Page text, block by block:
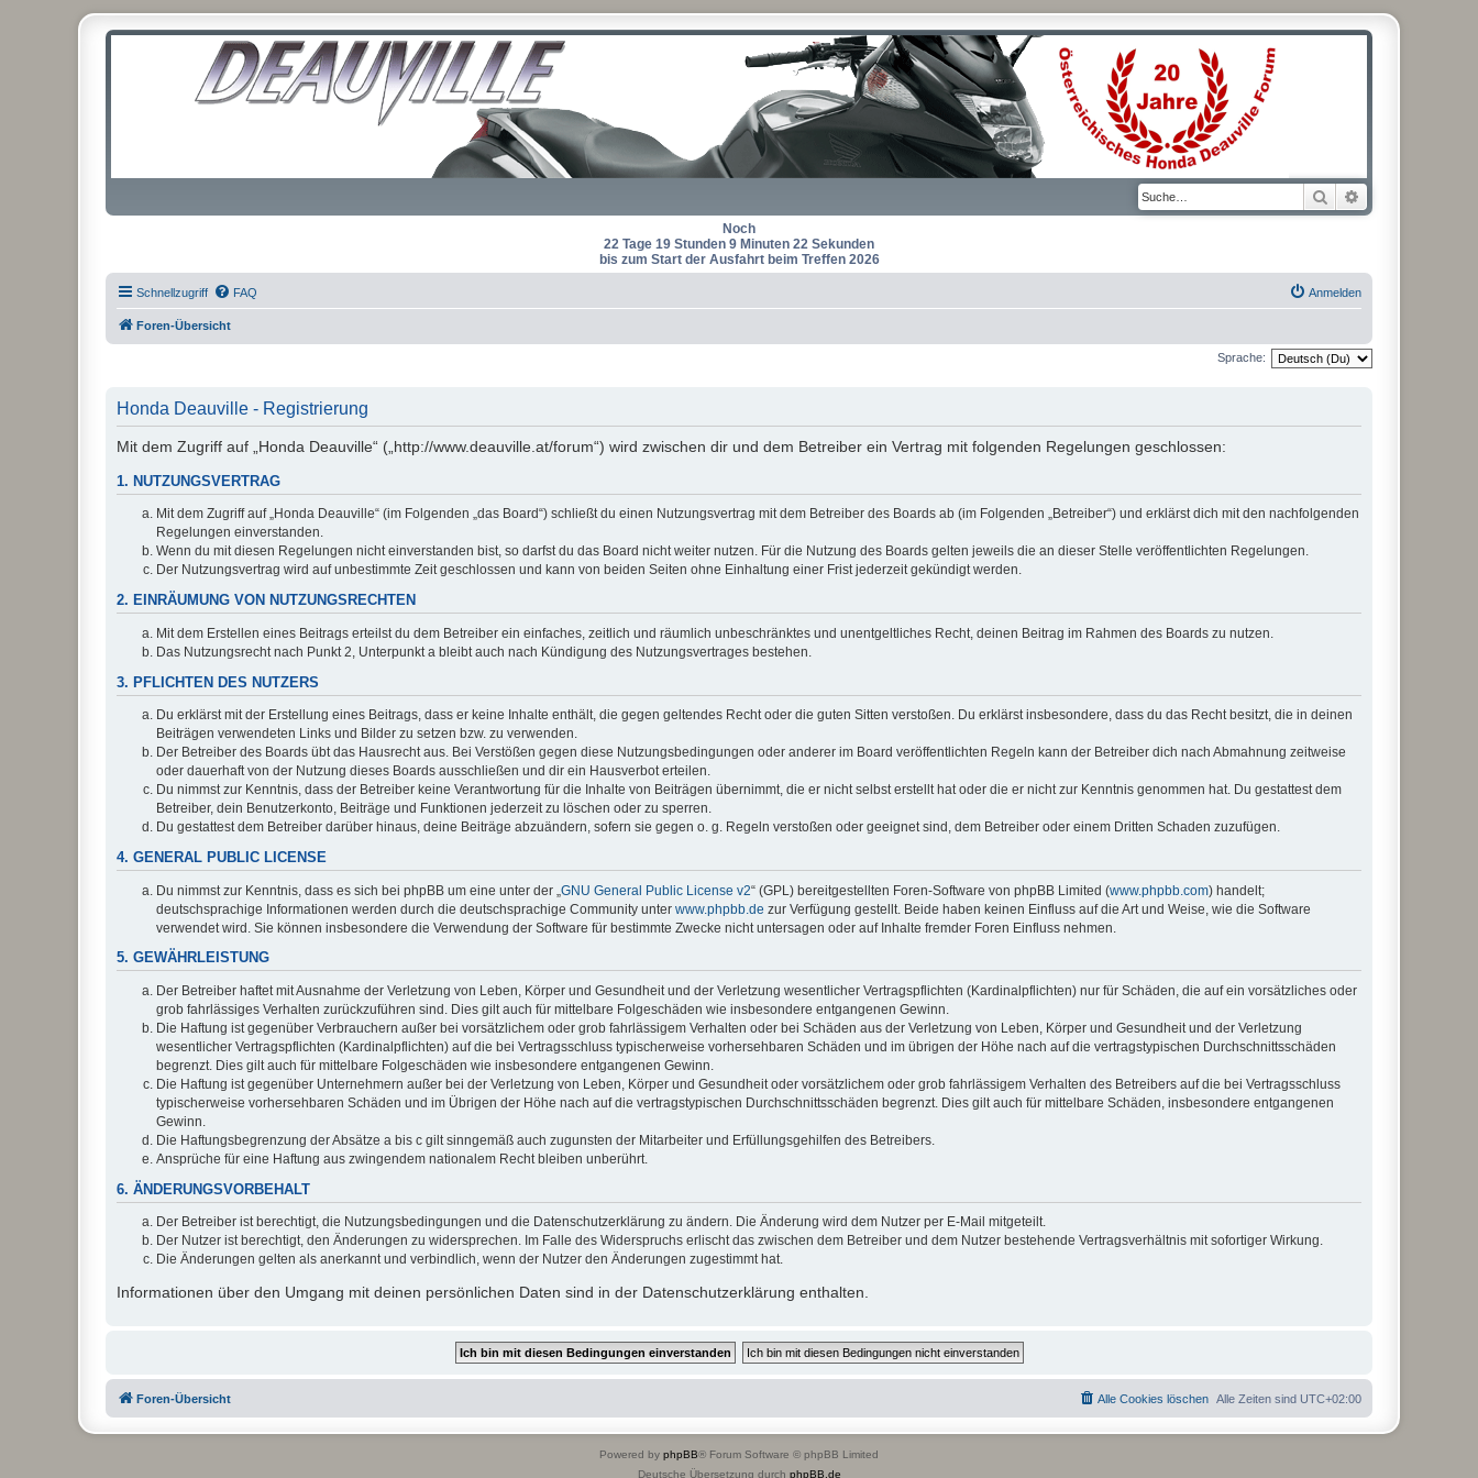
Suche
Noch
22 Tage 19 Stunden 9 Minuten 21 Sekunden
bis zum Start der Ausfahrt beim Treffen 2026
Schnellzugriff FAQ Anmelden
Foren-Übersicht
Sprache:
Honda Deauville - Registrierung
Mit dem Zugriff auf „Honda Deauville“ („http://www.deauville.at/forum“) wird zwischen dir und dem Betreiber ein Vertrag mit folgenden Regelungen geschlossen:
1. NUTZUNGSVERTRAG
Mit dem Zugriff auf „Honda Deauville“ (im Folgenden „das Board“) schließt du einen Nutzungsvertrag mit dem Betreiber des Boards ab (im Folgenden „Betreiber“) und erklärst dich mit den nachfolgenden
Regelungen einverstanden.
Wenn du mit diesen Regelungen nicht einverstanden bist, so darfst du das Board nicht weiter nutzen. Für die Nutzung des Boards gelten jeweils die an dieser Stelle veröffentlichten Regelungen.
Der Nutzungsvertrag wird auf unbestimmte Zeit geschlossen und kann von beiden Seiten ohne Einhaltung einer Frist jederzeit gekündigt werden.
2. EINRÄUMUNG VON NUTZUNGSRECHTEN
Mit dem Erstellen eines Beitrags erteilst du dem Betreiber ein einfaches, zeitlich und räumlich unbeschränktes und unentgeltliches Recht, deinen Beitrag im Rahmen des Boards zu nutzen.
Das Nutzungsrecht nach Punkt 2, Unterpunkt a bleibt auch nach Kündigung des Nutzungsvertrages bestehen.
3. PFLICHTEN DES NUTZERS
Du erklärst mit der Erstellung eines Beitrags, dass er keine Inhalte enthält, die gegen geltendes Recht oder die guten Sitten verstoßen. Du erklärst insbesondere, dass du das Recht besitzt, die in deinen
Beiträgen verwendeten Links und Bilder zu setzen bzw. zu verwenden.
Der Betreiber des Boards übt das Hausrecht aus. Bei Verstößen gegen diese Nutzungsbedingungen oder anderer im Board veröffentlichten Regeln kann der Betreiber dich nach Abmahnung zeitweise
oder dauerhaft von der Nutzung dieses Boards ausschließen und dir ein Hausverbot erteilen.
Du nimmst zur Kenntnis, dass der Betreiber keine Verantwortung für die Inhalte von Beiträgen übernimmt, die er nicht selbst erstellt hat oder die er nicht zur Kenntnis genommen hat. Du gestattest dem
Betreiber, dein Benutzerkonto, Beiträge und Funktionen jederzeit zu löschen oder zu sperren.
Du gestattest dem Betreiber darüber hinaus, deine Beiträge abzuändern, sofern sie gegen o. g. Regeln verstoßen oder geeignet sind, dem Betreiber oder einem Dritten Schaden zuzufügen.
4. GENERAL PUBLIC LICENSE
Du nimmst zur Kenntnis, dass es sich bei phpBB um eine unter der „ GNU General Public License v2“ (GPL) bereitgestellten Foren-Software von phpBB Limited (www.phpbb.com) handelt;
deutschsprachige Informationen werden durch die deutschsprachige Community unter www.phpbb.de zur Verfügung gestellt. Beide haben keinen Einfluss auf die Art und Weise, wie die Software
verwendet wird. Sie können insbesondere die Verwendung der Software für bestimmte Zwecke nicht untersagen oder auf Inhalte fremder Foren Einfluss nehmen.
5. GEWÄHRLEISTUNG
Der Betreiber haftet mit Ausnahme der Verletzung von Leben, Körper und Gesundheit und der Verletzung wesentlicher Vertragspflichten (Kardinalpflichten) nur für Schäden, die auf ein vorsätzliches oder
grob fahrlässiges Verhalten zurückzuführen sind. Dies gilt auch für mittelbare Folgeschäden wie insbesondere entgangenen Gewinn.
Die Haftung ist gegenüber Verbrauchern außer bei vorsätzlichem oder grob fahrlässigem Verhalten oder bei Schäden aus der Verletzung von Leben, Körper und Gesundheit und der Verletzung
wesentlicher Vertragspflichten (Kardinalpflichten) auf die bei Vertragsschluss typischerweise vorhersehbaren Schäden und im übrigen der Höhe nach auf die vertragstypischen Durchschnittsschäden
begrenzt. Dies gilt auch für mittelbare Folgeschäden wie insbesondere entgangenen Gewinn.
Die Haftung ist gegenüber Unternehmern außer bei der Verletzung von Leben, Körper und Gesundheit oder vorsätzlichem oder grob fahrlässigem Verhalten des Betreibers auf die bei Vertragsschluss
typischerweise vorhersehbaren Schäden und im Übrigen der Höhe nach auf die vertragstypischen Durchschnittsschäden begrenzt. Dies gilt auch für mittelbare Schäden, insbesondere entgangenen
Gewinn.
Die Haftungsbegrenzung der Absätze a bis c gilt sinngemäß auch zugunsten der Mitarbeiter und Erfüllungsgehilfen des Betreibers.
Ansprüche für eine Haftung aus zwingendem nationalem Recht bleiben unberührt.
6. ÄNDERUNGSVORBEHALT
Der Betreiber ist berechtigt, die Nutzungsbedingungen und die Datenschutzerklärung zu ändern. Die Änderung wird dem Nutzer per E-Mail mitgeteilt.
Der Nutzer ist berechtigt, den Änderungen zu widersprechen. Im Falle des Widerspruchs erlischt das zwischen dem Betreiber und dem Nutzer bestehende Vertragsverhältnis mit sofortiger Wirkung.
Die Änderungen gelten als anerkannt und verbindlich, wenn der Nutzer den Änderungen zugestimmt hat.
Informationen über den Umgang mit deinen persönlichen Daten sind in der Datenschutzerklärung enthalten.
Foren-Übersicht Alle Zeiten sind UTC+02:00
Alle Cookies löschen
Powered by phpBB® Forum Software © phpBB Limited
Deutsche Übersetzung durch phpBB.de